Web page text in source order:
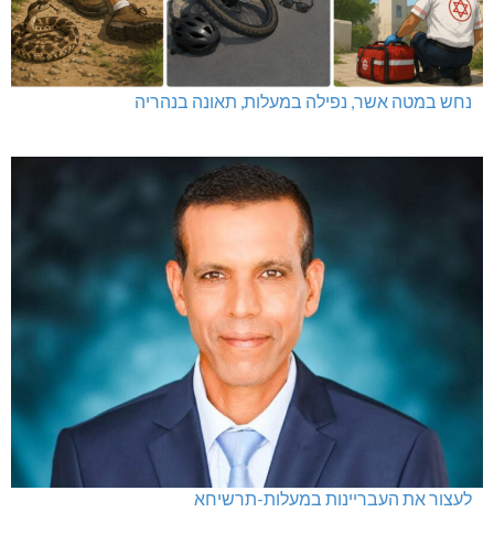
נחש במטה אשר, נפילה במעלות, תאונה בנהריה
לעצור את העבריינות במעלות-תרשיחא